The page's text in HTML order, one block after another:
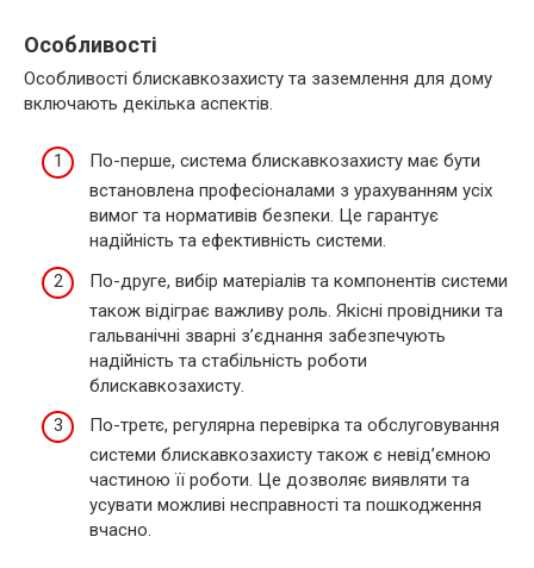
Особливості
Особливості блискавкозахисту та заземлення для дому
включають декілька аспектів.
По-перше, система блискавкозахисту має бути
встановлена професіоналами з урахуванням усіх
вимог та нормативів безпеки. Це гарантує
надійність та ефективність системи.
По-друге, вибір матеріалів та компонентів системи
також відіграє важливу роль. Якісні провідники та
гальванічні зварні з’єднання забезпечують
надійність та стабільність роботи
блискавкозахисту.
По-третє, регулярна перевірка та обслуговування
системи блискавкозахисту також є невід’ємною
частиною її роботи. Це дозволяє виявляти та
усувати можливі несправності та пошкодження
вчасно.